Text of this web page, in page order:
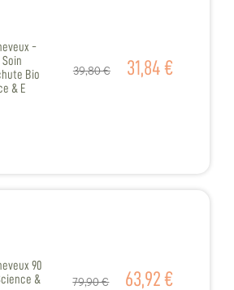
-
Bio
& E
39,80 € 31,84 €
90
&
79,90 € 63,92 €